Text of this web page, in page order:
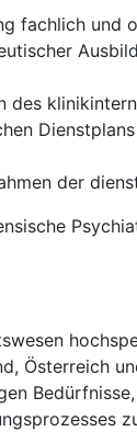
fachlich und
des
der
Österreich